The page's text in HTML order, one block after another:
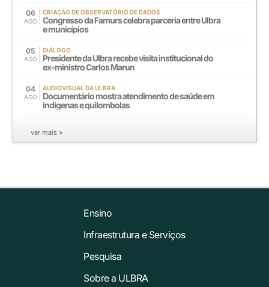
06
AGO
CRIAÇÃO DE OBSERVATÓRIO DE DADOS
Congresso da Famurs celebra parceria entre Ulbra
e municípios
05
AGO
DIÁLOGO
Presidente da Ulbra recebe visita institucional do
ex-ministro Carlos Marun
04
AGO
AUDIOVISUAL DA ULBRA
Documentário mostra atendimento de saúde em
indígenas e quilombolas
ver mais »
Ensino
Infraestrutura e Serviços
Pesquisa
Sobre a ULBRA